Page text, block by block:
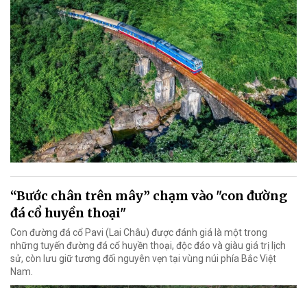
“Bước chân trên mây” chạm vào "con đường
đá cổ huyền thoại"
Con đường đá cổ Pavi (Lai Châu) được đánh giá là một trong
những tuyến đường đá cổ huyền thoại, độc đáo và giàu giá trị lịch
sử, còn lưu giữ tương đối nguyên vẹn tại vùng núi phía Bắc Việt
Nam.